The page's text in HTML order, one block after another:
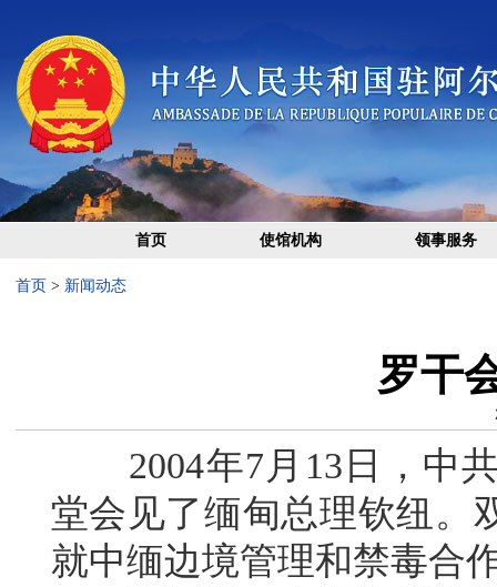
首页 使馆机构 领事服务
首页 > 新闻动态
罗干
2004年7月13日，中共
堂会见了缅甸总理钦纽。
就中缅边境管理和禁毒合